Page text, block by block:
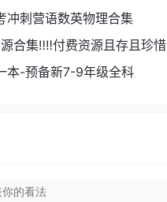
冲刺营语数英物理合集
合集‼‼付费资源且存且珍惜
本-预备新7-9年级全科